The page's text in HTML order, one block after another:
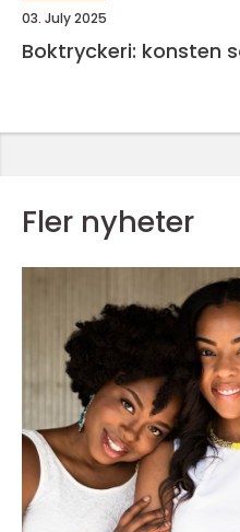
03. July 2025
Boktryckeri: konsten
Fler nyheter